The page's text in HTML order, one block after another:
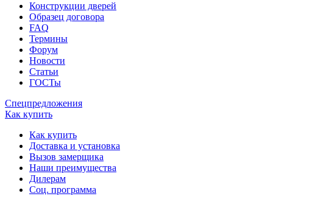
Конструкции дверей
Образец договора
FAQ
Термины
Форум
Новости
Статьи
ГОСТы
Спецпредложения
Как купить
Как купить
Доставка и установка
Вызов замерщика
Наши преимущества
Дилерам
Соц. программа